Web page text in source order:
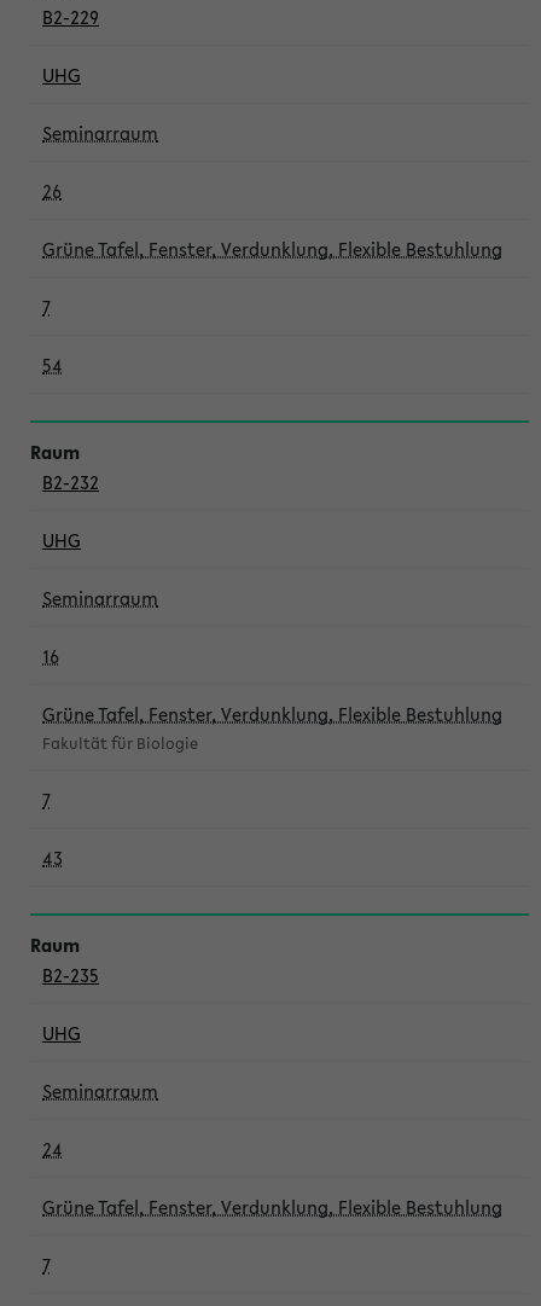
B2-229
UHG
Seminarraum
26
Grüne Tafel, Fenster, Verdunklung, Flexible Bestuhlung
7
54
B2-232
UHG
Seminarraum
16
Grüne Tafel, Fenster, Verdunklung, Flexible Bestuhlung
Fakultät für Biologie
7
43
B2-235
UHG
Seminarraum
24
Grüne Tafel, Fenster, Verdunklung, Flexible Bestuhlung
7